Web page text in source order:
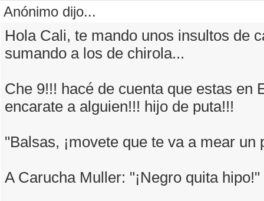
Anónimo dijo...
Hola Cali, te mando unos insultos de
sumando a los de chirola...
Che 9!!! hacé de cuenta que estas en
encarate a alguien!!! hijo de puta!!!
"Balsas, ¡movete que te va a mear un
A Carucha Muller: "¡Negro quita hipo!"